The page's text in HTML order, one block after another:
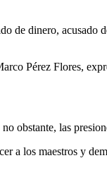
de dinero, acusado
Pérez Flores,
obstante, las
los maestros y